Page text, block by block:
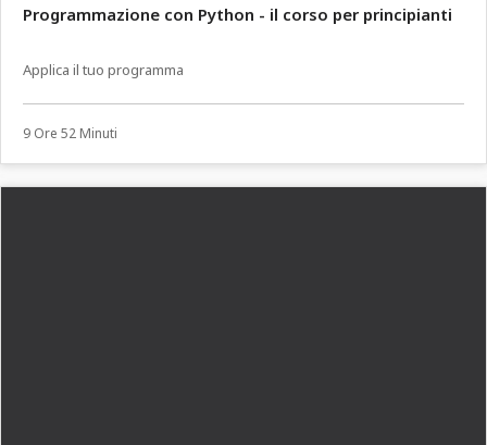
Programmazione con Python - il corso per principianti
Applica il tuo programma
9 Ore 52 Minuti